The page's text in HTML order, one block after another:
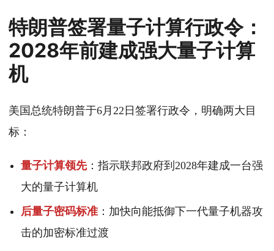
特朗普签署量子计算行政令：
2028年前建成强大量子计算
机
美国总统特朗普于6月22日签署行政令，明确两大目
标：
量子计算领先：指示联邦政府到2028年建成一台强
大的量子计算机
后量子密码标准：加快向能抵御下一代量子机器攻
击的加密标准过渡